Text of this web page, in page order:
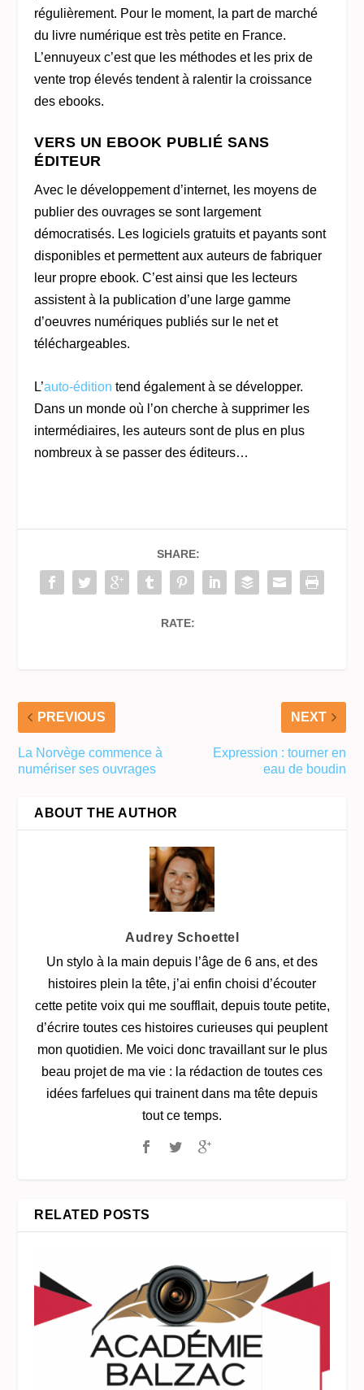
régulièrement. Pour le moment, la part de marché
du livre numérique est très petite en France.
L’ennuyeux c’est que les méthodes et les prix de
vente trop élevés tendent à ralentir la croissance
des ebooks.
VERS UN EBOOK PUBLIÉ SANS
ÉDITEUR
Avec le développement d’internet, les moyens de
publier des ouvrages se sont largement
démocratisés. Les logiciels gratuits et payants sont
disponibles et permettent aux auteurs de fabriquer
leur propre ebook. C’est ainsi que les lecteurs
assistent à la publication d’une large gamme
d’oeuvres numériques publiés sur le net et
téléchargeables.
L’auto-édition tend également à se développer.
Dans un monde où l’on cherche à supprimer les
intermédiaires, les auteurs sont de plus en plus
nombreux à se passer des éditeurs…
SHARE:
RATE:
PREVIOUS
La Norvège commence à
numériser ses ouvrages
NEXT
Expression : tourner en
eau de boudin
ABOUT THE AUTHOR
Audrey Schoettel
Un stylo à la main depuis l’âge de 6 ans, et des
histoires plein la tête, j’ai enfin choisi d’écouter
cette petite voix qui me soufflait, depuis toute petite,
d’écrire toutes ces histoires curieuses qui peuplent
mon quotidien. Me voici donc travaillant sur le plus
beau projet de ma vie : la rédaction de toutes ces
idées farfelues qui trainent dans ma tête depuis
tout ce temps.
RELATED POSTS